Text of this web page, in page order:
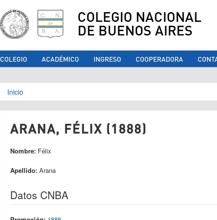
COLEGIO NACIONAL
DE BUENOS AIRES
COLEGIO ACADÉMICO INGRESO COOPERADORA
Se encuentra usted aquí
Inicio
ARANA, FÉLIX (1888)
Nombre: Félix
Apellido: Arana
Datos CNBA